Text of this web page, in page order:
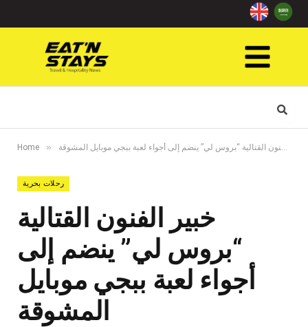
Home » خبير الفنون القتالية “بروس لي” ينضم إلى أجواء لعبة ببجي موبايل المشوقة
رحلات بحرية
خبير الفنون القتالية
“بروس لي” ينضم إلى
أجواء لعبة ببجي موبايل
المشوقة